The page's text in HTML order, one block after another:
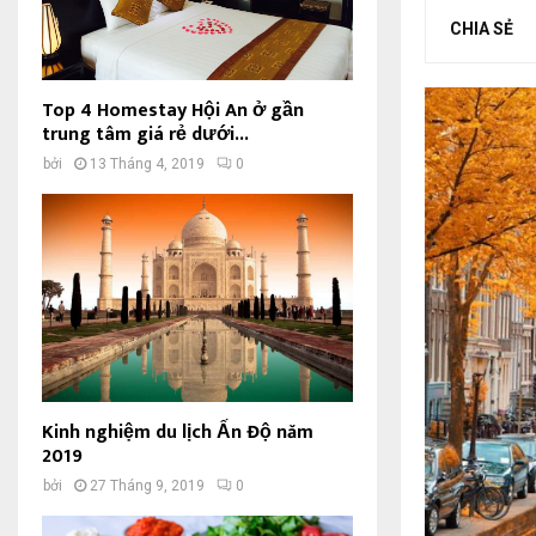
CHIA SẺ
Top 4 Homestay Hội An ở gần
trung tâm giá rẻ dưới...
bởi 13 Tháng 4, 2019 0
Kinh nghiệm du lịch Ấn Độ năm
2019
bởi 27 Tháng 9, 2019 0